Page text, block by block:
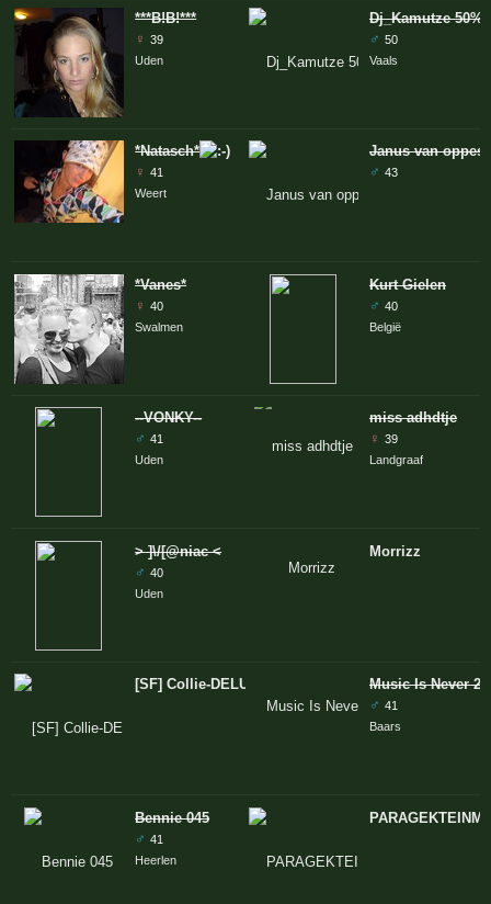
***B!B!***
♀ 39
Uden
*Natasch*
♀ 41
Weert
*Vanes*
♀ 40
Swalmen
--VONKY--
♂ 41
Uden
> ]\/[@niac <
♂ 40
Uden
[SF] Collie-DELUXE® strikes back!
Bennie 045
♂ 41
Heerlen
Dj_Kamutze 50%
♂ 50
Vaals
Janus van
♂ 43
Kurt Gielen
♂ 40
België
miss adhdtje
♀ 39
Landgraaf
Morrizz
Music Is Never 2
♂ 41
Baars